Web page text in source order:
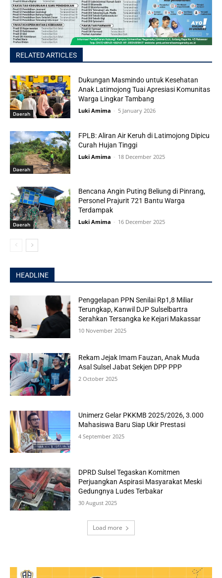
RELATED ARTICLES
Daerah
Dukungan Masmindo untuk Kesehatan
Anak Latimojong Tuai Apresiasi Komunitas
Warga Lingkar Tambang
Luki Amima - 5 January 2026
Daerah
FPLB: Aliran Air Keruh di Latimojong Dipicu
Curah Hujan Tinggi
Luki Amima - 18 December 2025
Daerah
Bencana Angin Puting Beliung di Pinrang,
Personel Prajurit 721 Bantu Warga
Terdampak
Luki Amima - 16 December 2025
HEADLINE
Penggelapan PPN Senilai Rp1,8 Miliar
Terungkap, Kanwil DJP Sulselbartra
Serahkan Tersangka ke Kejari Makassar
10 November 2025
Rekam Jejak Imam Fauzan, Anak Muda
Asal Sulsel Jabat Sekjen DPP PPP
2 October 2025
Unimerz Gelar PKKMB 2025/2026, 3.000
Mahasiswa Baru Siap Ukir Prestasi
4 September 2025
DPRD Sulsel Tegaskan Komitmen
Perjuangkan Aspirasi Masyarakat Meski
Gedungnya Ludes Terbakar
30 August 2025
Load more